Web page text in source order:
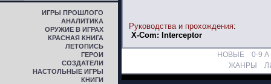
ИГРЫ ПРОШЛОГО
АНАЛИТИКА
ОРУЖИЕ В ИГРАХ
КРАСНАЯ КНИГА
ЛЕТОПИСЬ
ГЕРОИ
СОЗДАТЕЛИ
НАСТОЛЬНЫЕ ИГРЫ
КНИГИ
Руководства и прохождения:
X-Com: Interceptor
НОВЫЕ 0-9 A
ЖАНРЫ